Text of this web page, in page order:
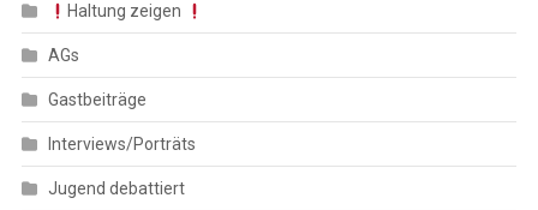
Haltung zeigen
AGs
Gastbeiträge
Interviews/Porträts
Jugend debattiert